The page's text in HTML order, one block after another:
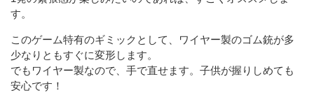
す。
このゲーム特有のギミックとして、ワイヤー製のゴム銃が多
少なりともすぐに変形します。
でもワイヤー製なので、手で直せます。子供が握りしめても
安心です！